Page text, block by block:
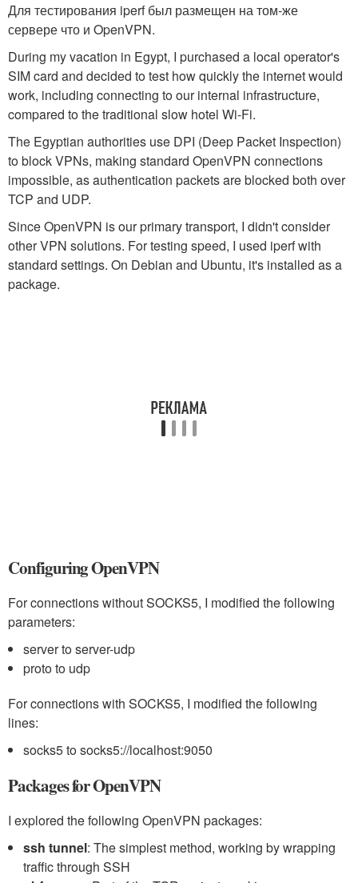
Для тестирования iperf был размещен на том-же
сервере что и OpenVPN.
During my vacation in Egypt, I purchased a local operator's
SIM card and decided to test how quickly the internet would
work, including connecting to our internal infrastructure,
compared to the traditional slow hotel Wi-Fi.
The Egyptian authorities use DPI (Deep Packet Inspection)
to block VPNs, making standard OpenVPN connections
impossible, as authentication packets are blocked both over
TCP and UDP.
Since OpenVPN is our primary transport, I didn't consider
other VPN solutions. For testing speed, I used iperfwith
standard settings. On Debian and Ubuntu, it's installed as a
package.
Configuring OpenVPN
For connections without SOCKS5, I modified the following
parameters:
servertoserver-udp
prototo udp
For connections with SOCKS5, I modified the following
lines:
socks5tosocks5://localhost:9050
Packages for OpenVPN
I explored the following OpenVPN packages:
ssh tunnel: The simplest method, working by wrapping
traffic through SSH